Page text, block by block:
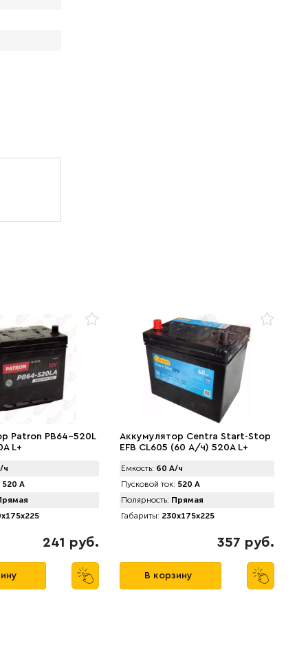
Patron PB64-520L
L+
ч
520 А
241 руб.
Аккумулятор Centra Start-Stop
EFB CL605 (60 А/ч) 520A L+
Емкость: 60 А/ч
Пусковой ток: 520 А
Полярность: Прямая
Габариты: 230x175x225
357 руб.
В корзину